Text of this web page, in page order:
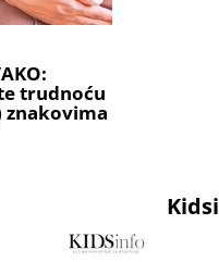
trudnoću
znakovima